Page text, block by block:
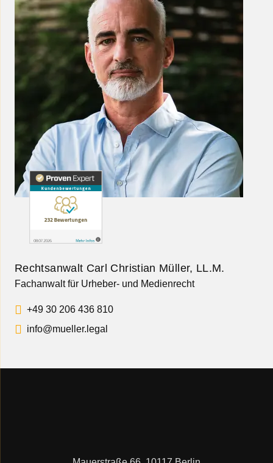
Rechtsanwalt Carl Christian Müller, LL.M.
Fachanwalt für Urheber- und Medienrecht
+49 30 206 436 810
info@mueller.legal